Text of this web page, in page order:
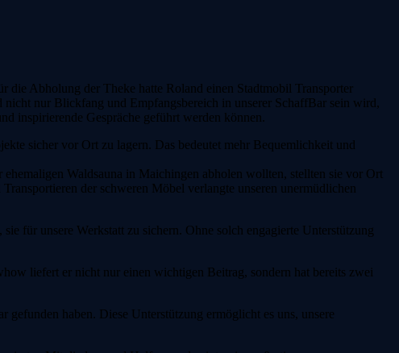
die Abholung der Theke hatte Roland einen Stadtmobil Transporter
nur Blickfang und Empfangsbereich in unserer SchaffBar sein wird,
inspirierende Gespräche geführt werden können.
sicher vor Ort zu lagern. Das bedeutet mehr Bequemlichkeit und
Waldsauna in Maichingen abholen wollten, stellten sie vor Ort
der schweren Möbel verlangte unseren unermüdlichen
für unsere Werkstatt zu sichern. Ohne solch engagierte Unterstützung
liefert er nicht nur einen wichtigen Beitrag, sondern hat bereits zwei
haben. Diese Unterstützung ermöglicht es uns, unsere